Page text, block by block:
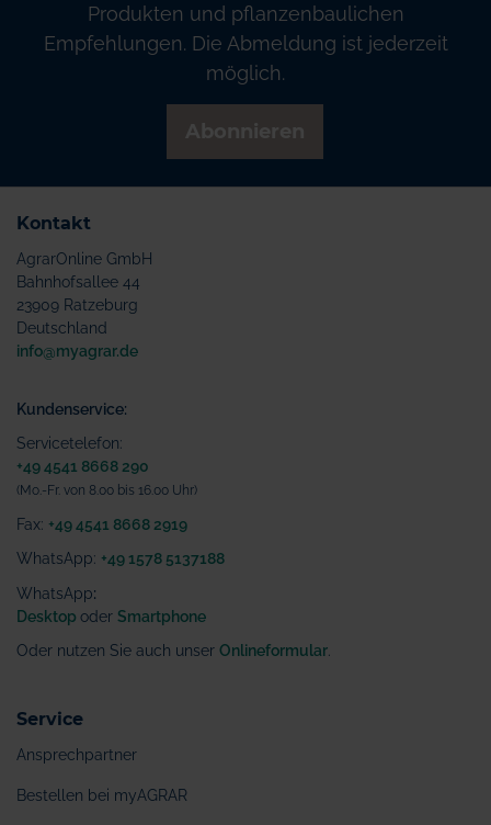
Produkten und pflanzenbaulichen
Empfehlungen. Die Abmeldung ist jederzeit
möglich.
Kontakt
AgrarOnline GmbH
Bahnhofsallee 44
23909 Ratzeburg
Deutschland
info@myagrar.de
Kundenservice:
Servicetelefon:
+49 4541 8668 290
(Mo.-Fr. von 8.00 bis 16.00 Uhr)
Fax: +49 4541 8668 2919
WhatsApp: +49 1578 5137188
WhatsApp:
Desktop oder Smartphone
Oder nutzen Sie auch unser Onlineformular
Service
Ansprechpartner
Bestellen bei myAGRAR